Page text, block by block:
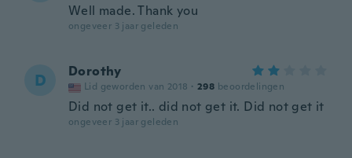
Well made. Thank you
ongeveer 3 jaar geleden
D Dorothy
Lid geworden van 2018 · 298 beoordelingen
Did not get it.. did not get it. Did not get it
ongeveer 3 jaar geleden